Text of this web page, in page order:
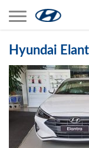
Toggle navigation
Hyundai